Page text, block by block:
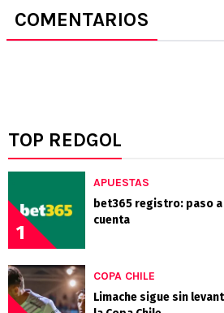
COMENTARIOS
TOP REDGOL
1
APUESTAS
bet365 registro: paso
cuenta
COPA CHILE
Limache sigue sin